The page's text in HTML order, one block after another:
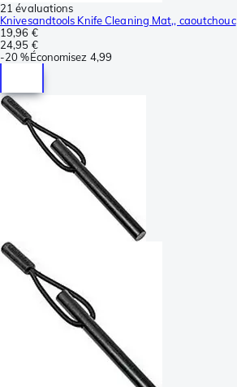
21 évaluations
Knivesandtools Knife Cleaning Mat,, caoutchouc
19,96 €
24,95 €
-20 %Économisez 4,99